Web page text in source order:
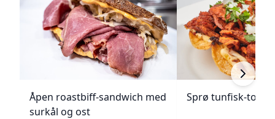
Åpen roastbiff-sandwich med
surkål og ost
Sprø tunfisk-